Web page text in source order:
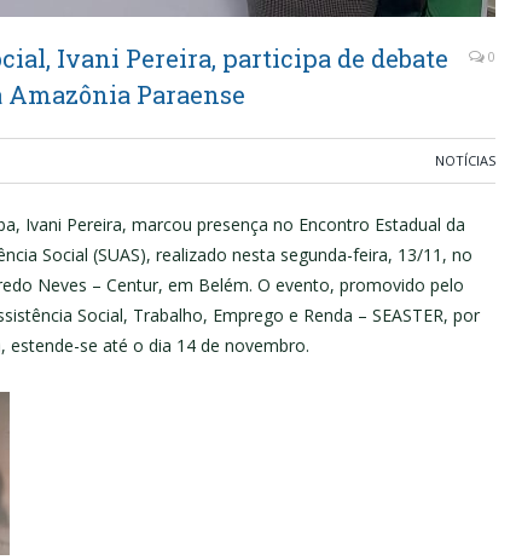
Ivani Pereira, participa de debate
Paraense
0
NOTÍCIAS
Ivani Pereira, marcou presença no Encontro Estadual da
Social (SUAS), realizado nesta segunda-feira, 13/11, no
Neves – Centur, em Belém. O evento, promovido pelo
Social, Trabalho, Emprego e Renda – SEASTER, por
estende-se até o dia 14 de novembro.